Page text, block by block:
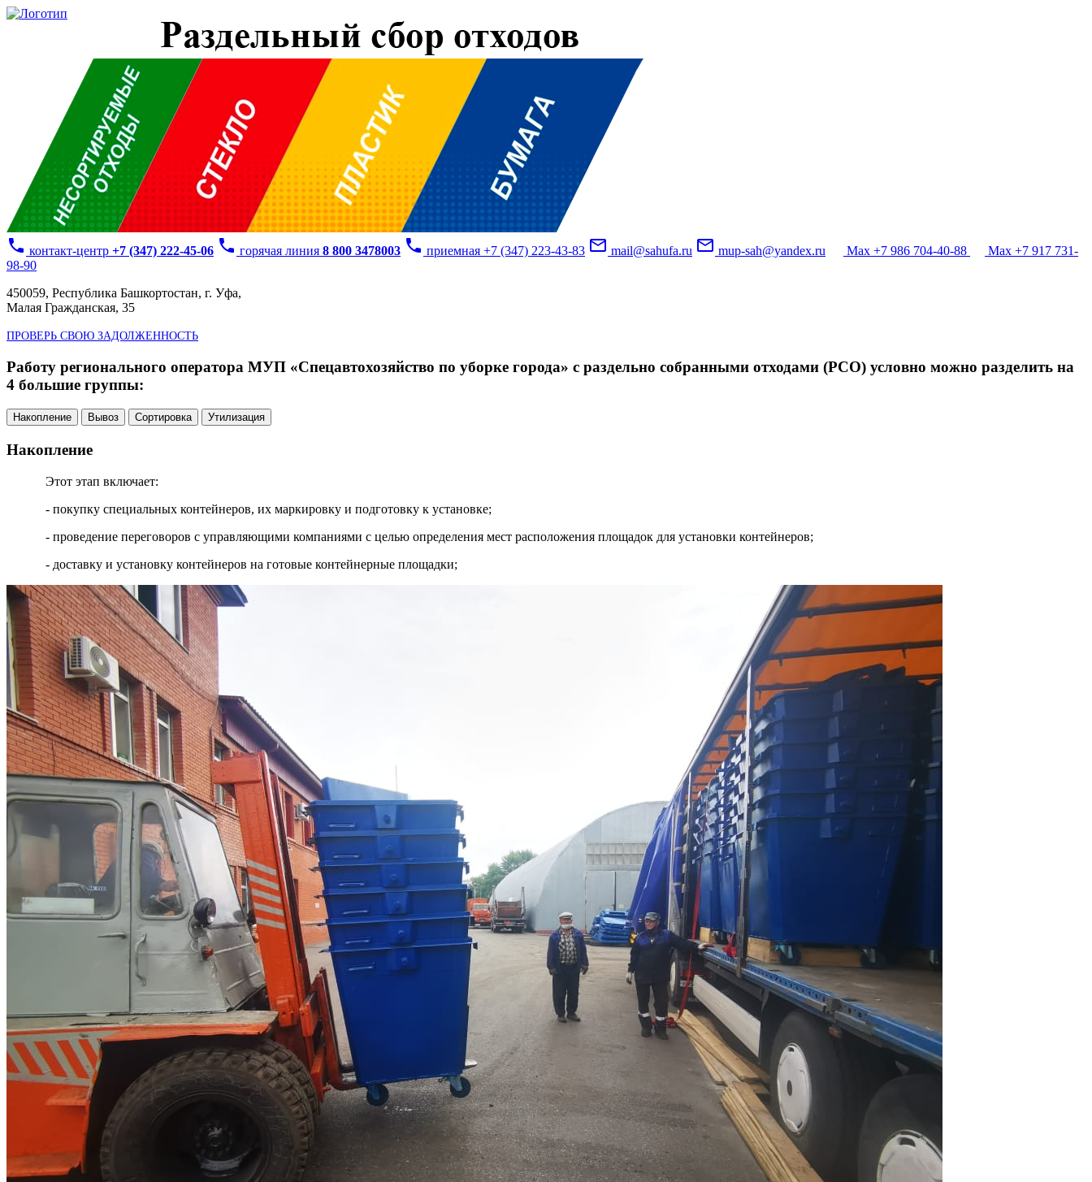
phone контакт-центр +7 (347) 222-45-06 phone горячая линия 8 800 3478003 phone приемная +7 (347) 223-43-83 mail_outline mail@sahufa.ru mail_outline mup-sah@yandex.ru Max +7 986 704-40-88
Max +7 917 731-
98-90
450059, Республика Башкортостан, г. Уфа,
Малая Гражданская, 35
ПРОВЕРЬ СВОЮ ЗАДОЛЖЕННОСТЬ
Работу регионального оператора МУП «Спецавтохозяйство по уборке города» с раздельно собранными отходами (РСО) условно можно разделить на
4 большие группы:
Накопление Вывоз Сортировка Утилизация
Накопление
Этот этап включает:
- покупку специальных контейнеров, их маркировку и подготовку к установке;
- проведение переговоров с управляющими компаниями с целью определения мест расположения площадок для установки контейнеров;
- доставку и установку контейнеров на готовые контейнерные площадки;